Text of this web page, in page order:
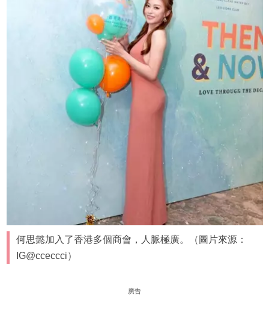
何思懿加入了香港多個商會，人脈極廣。（圖片來源：
IG@cceccci）
廣告